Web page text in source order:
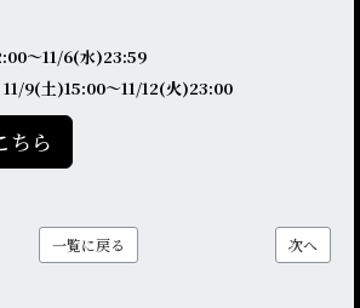
～11/6(水)23:59
11/9(土)15:00～11/12(火)23:00
ちら
一覧に戻る 次へ